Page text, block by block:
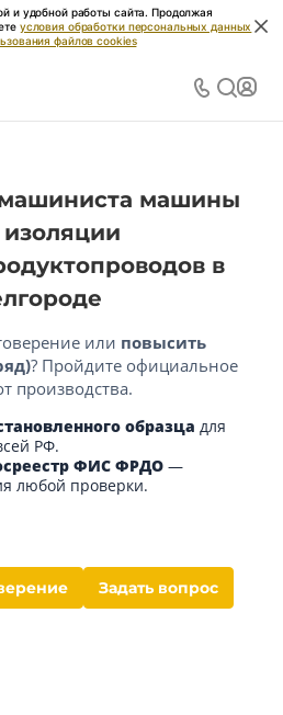
и удобной работы сайта. Продолжая
условия обработки персональных данных
файлов cookies
машины
в
или повысить
? Пройдите официальное
производства.
образца для
РФ.
ФИС ФРДО —
любой проверки.
Задать вопрос